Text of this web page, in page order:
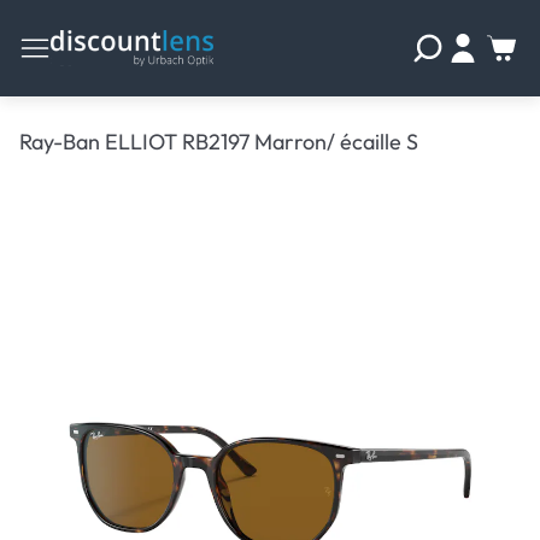
Ray-Ban ELLIOT RB2197 Marron/ écaille S